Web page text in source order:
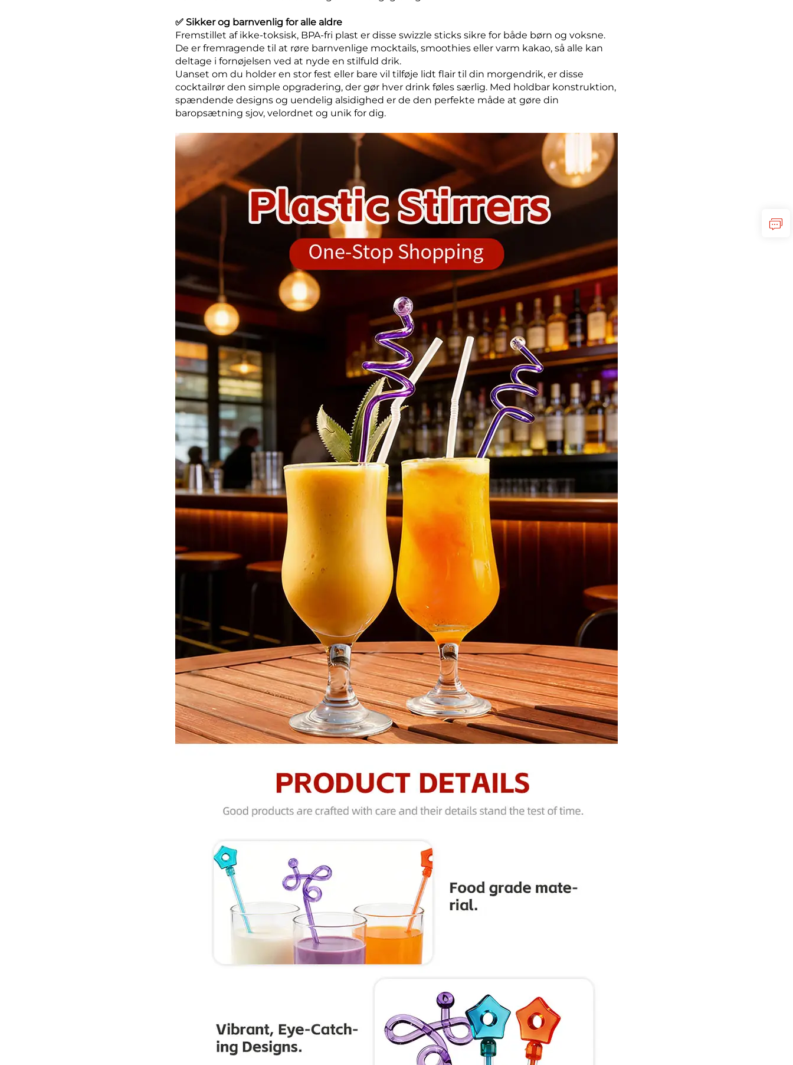
✅ Sikker og barnvenlig for alle aldre
Fremstillet af ikke-toksisk, BPA-fri plast er disse swizzle sticks sikre for både børn og voksne.
De er fremragende til at røre barnvenlige mocktails, smoothies eller varm kakao, så alle kan
deltage i fornøjelsen ved at nyde en stilfuld drik.
Uanset om du holder en stor fest eller bare vil tilføje lidt flair til din morgendrik, er disse
cocktailrør den simple opgradering, der gør hver drink føles særlig. Med holdbar konstruktion,
spændende designs og uendelig alsidighed er de den perfekte måde at gøre din
baropsætning sjov, velordnet og unik for dig.